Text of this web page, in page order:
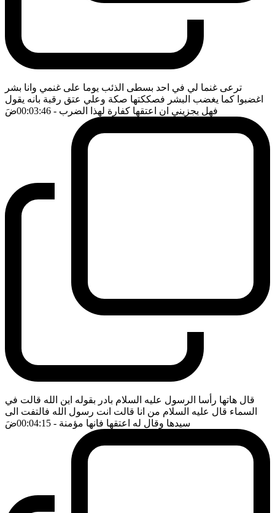
ترعى غنما لي في احد بسطى الذئب يوما على غنمي وانا بشر
اغضبوا كما يغضب البشر فصككتها صكة وعلي عتق رقبة بانه يقول
فهل يجزيني ان اعتقها كفارة لهذا الضرب - 00:03:46 ضَ
قال هاتها رأسا الرسول عليه السلام بادر بقوله اين الله قالت في
السماء قال عليه السلام من انا قالت انت رسول الله فالتفت الى
سيدها وقال له اعتقها فانها مؤمنة - 00:04:15 ضَ